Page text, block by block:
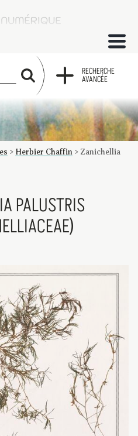
de la collection Marie
RECHERCHE
RECHERCHE
AVANCÉE
> Herbier Chaffin > Zanichellia
PALUSTRIS